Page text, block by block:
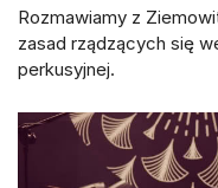
Rozmawiamy z
zasad rządzących się
perkusyjnej.